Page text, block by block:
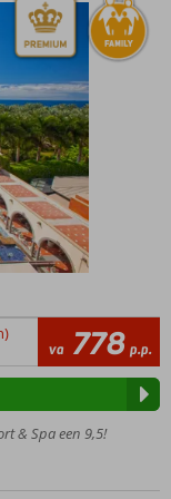
va 778 p.p.
& Spa een 9,5!